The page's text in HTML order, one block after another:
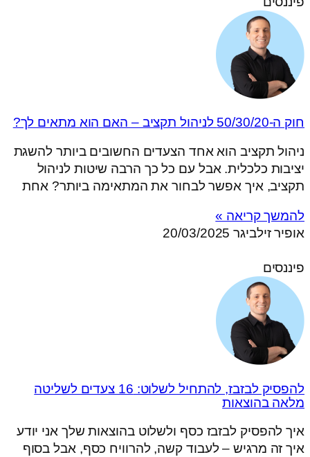
חוק ה-50/30/20 לניהול תקציב – האם הוא מתאים לך?
ניהול תקציב הוא אחד הצעדים החשובים ביותר להשגת
יציבות כלכלית. אבל עם כל כך הרבה שיטות לניהול
תקציב, איך אפשר לבחור את המתאימה ביותר? אחת
להמשך קריאה »
אופיר זילביגר 20/03/2025
פיננסים
להפסיק לבזבז, להתחיל לשלוט: 16 צעדים לשליטה
מלאה בהוצאות
איך להפסיק לבזבז כסף ולשלוט בהוצאות שלך אני יודע
איך זה מרגיש – לעבוד קשה, להרוויח כסף, אבל בסוף